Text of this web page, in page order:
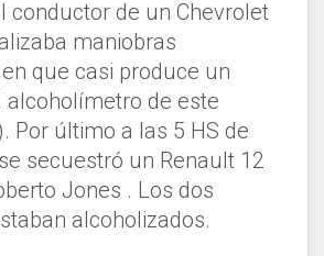
conductor de un Chevrolet
maniobras
que casi produce un
alcoholímetro de este
Por último a las 5 HS de
secuestró un Renault 12
Jones . Los dos
alcoholizados.